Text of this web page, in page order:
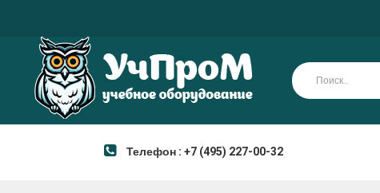
Телефон : +7 (495) 227-00-32